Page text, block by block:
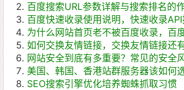
百度搜索URL参数详解与搜索排名的作
百度快速收录使用说明，快速收录
为什么网站首页老不被百度收录，百
如何交换友情链接，交换友情链接还
网站安全到底有多重要？常见的安全
美国、韩国、香港站群服务器该如何选
SEO搜索引擎优化培养蜘蛛抓取习惯